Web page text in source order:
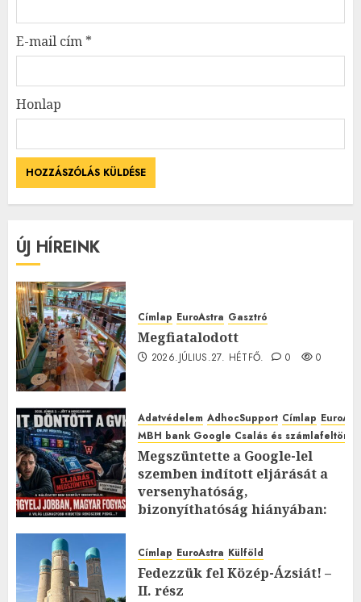
E-mail cím *
Honlap
ÚJ HÍREINK
Címlap EuroAstra Gasztró
Megfiatalodott
2026.JÚLIUS.27. HÉTFŐ. 0 0
Adatvédelem AdhocSupport Címlap
MBH bank Google Csalás és
Megszüntette a Google-lel
szemben indított eljárását a
versenyhatóság,
bizonyíthatóság hiányában:
2026.JÚLIUS.23. CSÜTÖRTÖK.
0
Címlap EuroAstra Külföld
Fedezzük fel Közép-Ázsiát! –
II. rész